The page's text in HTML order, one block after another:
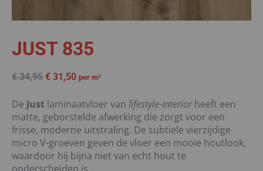
JUST 835
€34,95 € 31,50 per m²
De Just laminaatvloer van lifestyle-interiorheeft een
matte, geborstelde afwerking die zorgt voor een
frisse, moderne uitstraling. De subtiele vierzijdige
micro V-groeven geven de vloer een mooie houtlook,
waardoor hij bijna niet van echt hout te